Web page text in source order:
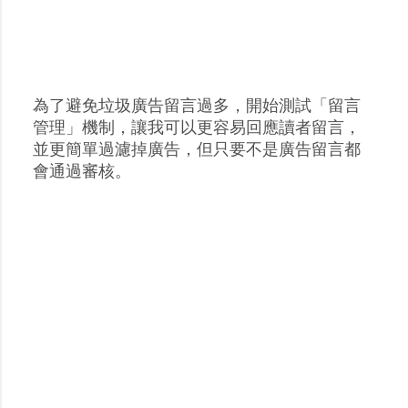
張
貼
留
為了避免垃圾廣告留言過多，開始測試「留言
管理」機制，讓我可以更容易回應讀者留言，
並更簡單過濾掉廣告，但只要不是廣告留言都
會通過審核。